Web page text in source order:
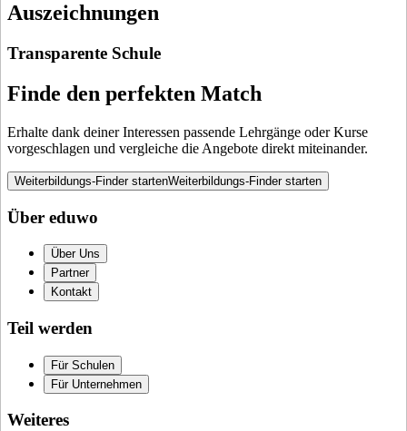
Auszeichnungen
Transparente Schule
Finde den perfekten Match
Erhalte dank deiner Interessen passende Lehrgänge oder Kurse
vorgeschlagen und vergleiche die Angebote direkt miteinander.
Weiterbildungs-Finder startenWeiterbildungs-Finder starten
Über eduwo
Über Uns
Partner
Kontakt
Teil werden
Für Schulen
Für Unternehmen
Weiteres